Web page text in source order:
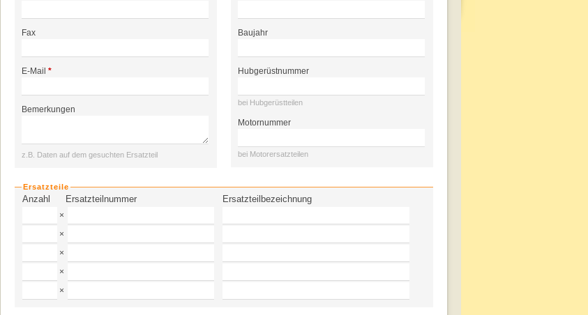
Fax
E-Mail *
Bemerkungen
z.B. Daten auf dem gesuchten Ersatzteil
Baujahr
Hubgerüstnummer
bei Hubgerüstteilen
Motornummer
bei Motorersatzteilen
Ersatzteile
Anzahl Ersatzteilnummer Ersatzteilbezeichnung
×
×
×
×
×